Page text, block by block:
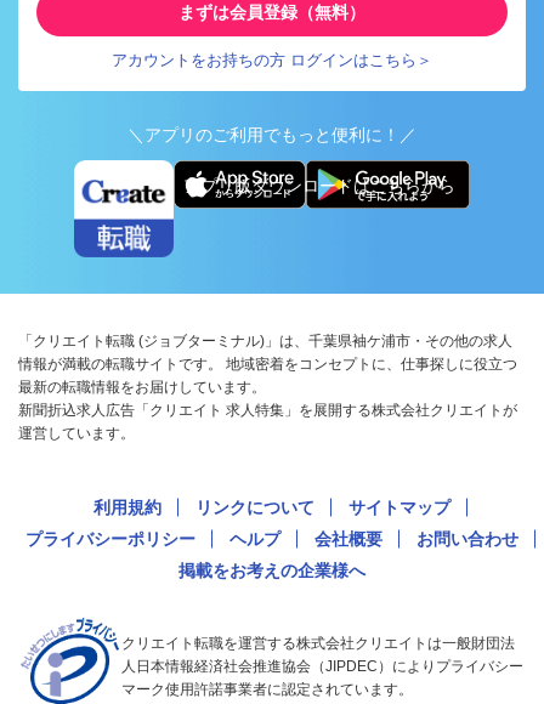
まずは会員登録（無料）
アカウントをお持ちの方 ログインはこちら＞
＼アプリのご利用でもっと便利に！／
アプリ版ダウンロードはこちらから
「クリエイト転職 (ジョブターミナル)」は、千葉県袖ケ浦市・その他の求人
情報が満載の転職サイトです。 地域密着をコンセプトに、仕事探しに役立つ
最新の転職情報をお届けしています。
新聞折込求人広告「クリエイト 求人特集」を展開する株式会社クリエイトが
運営しています。
利用規約 リンクについて
サイトマップ
プライバシーポリシー
ヘルプ 会社概要
お問い合わせ
掲載をお考えの企業様へ
クリエイト転職を運営する株式会社クリエイトは一般財団法
人日本情報経済社会推進協会（JIPDEC）によりプライバシー
マーク使用許諾事業者に認定されています。